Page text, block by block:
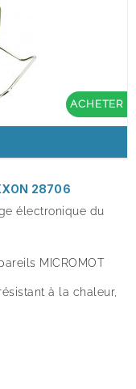
ACHETER
28706
électronique du
MICROMOT
à la chaleur,